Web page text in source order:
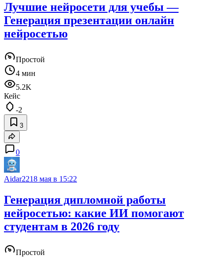
Лучшие нейросети для учебы —
Генерация презентации онлайн
нейросетью
Простой
4 мин
5.2K
Кейс
-2
3
0
Aidar2218 мая в 15:22
Генерация дипломной работы
нейросетью: какие ИИ помогают
студентам в 2026 году
Простой